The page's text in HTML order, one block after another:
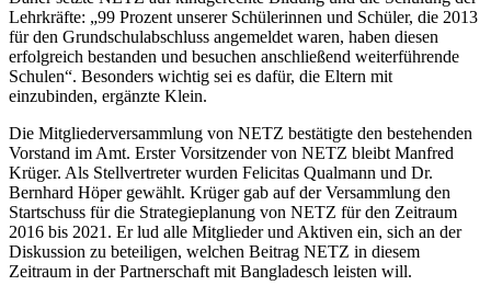
Lehrkräfte: „99 Prozent unserer Schülerinnen und Schüler, die 2013
für den Grundschulabschluss angemeldet waren, haben diesen
erfolgreich bestanden und besuchen anschließend weiterführende
Schulen“. Besonders wichtig sei es dafür, die Eltern mit
einzubinden, ergänzte Klein.
Die Mitgliederversammlung von NETZ bestätigte den bestehenden
Vorstand im Amt. Erster Vorsitzender von NETZ bleibt Manfred
Krüger. Als Stellvertreter wurden Felicitas Qualmann und Dr.
Bernhard Höper gewählt. Krüger gab auf der Versammlung den
Startschuss für die Strategieplanung von NETZ für den Zeitraum
2016 bis 2021. Er lud alle Mitglieder und Aktiven ein, sich an der
Diskussion zu beteiligen, welchen Beitrag NETZ in diesem
Zeitraum in der Partnerschaft mit Bangladesch leisten will.